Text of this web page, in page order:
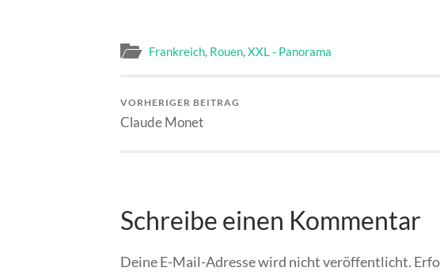
Frankreich, Rouen,XXL - Panorama
VORHERIGER BEITRAG
Claude Monet
Schreibe einen Kommentar
Deine E-Mail-Adresse wird nicht veröffentlicht.